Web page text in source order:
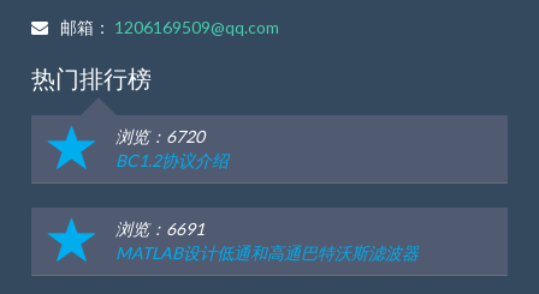
邮箱： 1206169509@qq.com
热门排行榜
浏览：6720
BC1.2协议介绍
浏览：6691
MATLAB设计低通和高通巴特沃斯滤波器